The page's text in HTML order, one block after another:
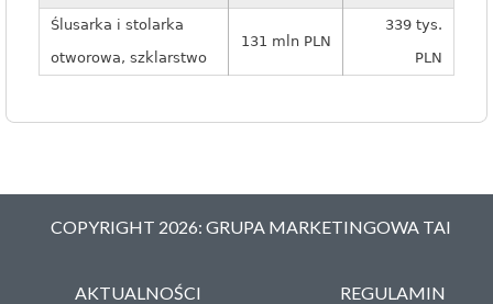
Ślusarka i stolarka
otworowa, szklarstwo
131 mln PLN
339 tys.
PLN
COPYRIGHT 2026: GRUPA MARKETINGOWA TAI
AKTUALNOŚCI REGULAMIN